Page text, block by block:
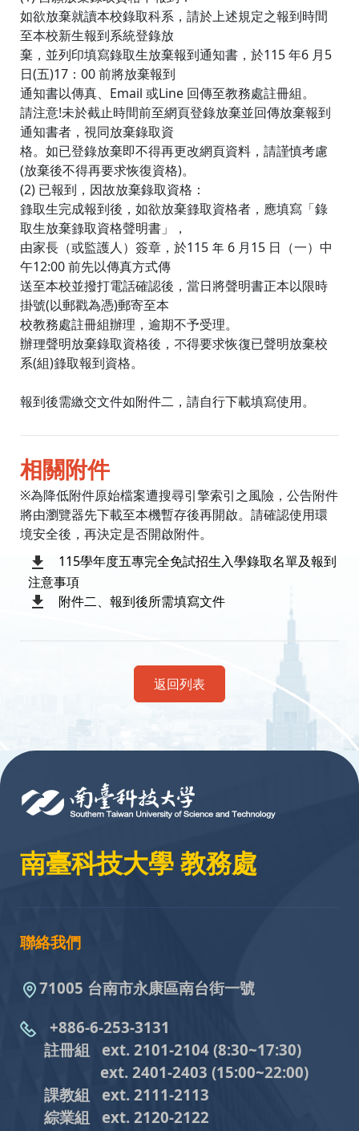
如欲放棄就讀本校錄取科系，請於上述規定之報到時間
至本校新生報到系統登錄放
棄，並列印填寫錄取生放棄報到通知書，於115 年6 月5
日(五)17：00 前將放棄報到
通知書以傳真、Email 或Line 回傳至教務處註冊組。
請注意!未於截止時間前至網頁登錄放棄並回傳放棄報到
通知書者，視同放棄錄取資
格。如已登錄放棄即不得再更改網頁資料，請謹慎考慮
(放棄後不得再要求恢復資格)。
(2) 已報到，因故放棄錄取資格：
錄取生完成報到後，如欲放棄錄取資格者，應填寫「錄
取生放棄錄取資格聲明書」，
由家長（或監護人）簽章，於115 年 6 月15 日（一）中
午12:00 前先以傳真方式傳
送至本校並撥打電話確認後，當日將聲明書正本以限時
掛號(以郵戳為憑)郵寄至本
校教務處註冊組辦理，逾期不予受理。
辦理聲明放棄錄取資格後，不得要求恢復已聲明放棄校
系(組)錄取報到資格。
報到後需繳交文件如附件二，請自行下載填寫使用。
相關附件
※為降低附件原始檔案遭搜尋引擎索引之風險，公告附件
將由瀏覽器先下載至本機暫存後再開啟。請確認使用環
境安全後，再決定是否開啟附件。
115學年度五專完全免試招生入學錄取名單及報到
注意事項
附件二、報到後所需填寫文件
返回列表
南臺科技大學 教務處
聯絡我們
71005 台南市永康區南台街一號
+886-6-253-3131
註冊組 ext. 2101-2104 (8:30~17:30)
ext. 2401-2403 (15:00~22:00)
課教組 ext. 2111-2113
綜業組
ext. 2120-2122